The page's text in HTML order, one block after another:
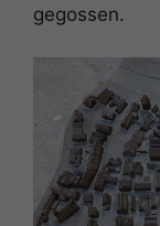
gegossen.